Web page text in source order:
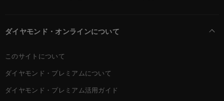
ダイヤモンド・オンラインについて
このサイトについて
ダイヤモンド・プレミアムについて
ダイヤモンド・プレミアム活用ガイド